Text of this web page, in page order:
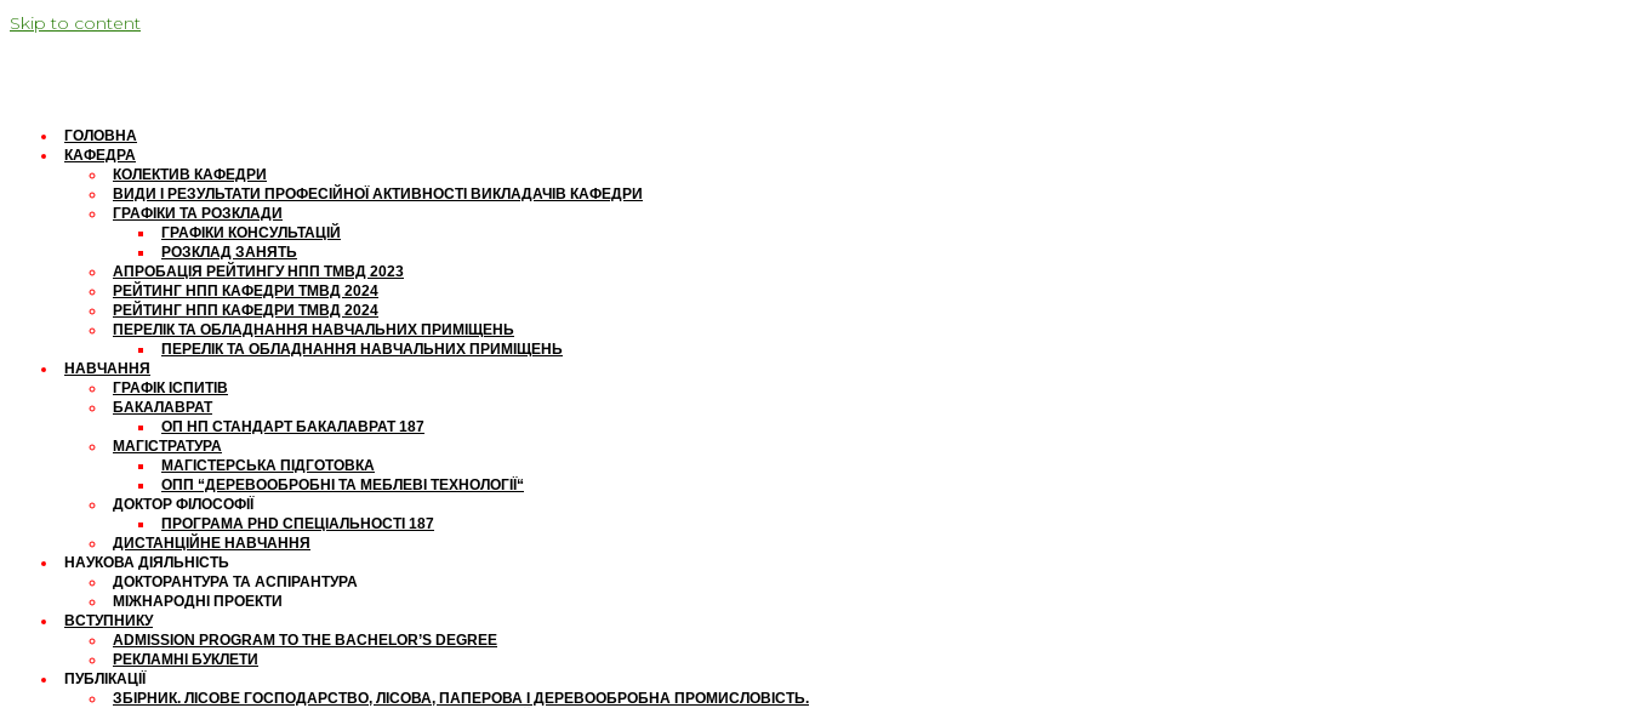
Skip to content
ГОЛОВНА
КАФЕДРА
КОЛЕКТИВ КАФЕДРИ
ВИДИ І РЕЗУЛЬТАТИ ПРОФЕСІЙНОЇ АКТИВНОСТІ ВИКЛАДАЧІВ КАФЕДРИ
ГРАФІКИ ТА РОЗКЛАДИ
ГРАФІКИ КОНСУЛЬТАЦІЙ
РОЗКЛАД ЗАНЯТЬ
АПРОБАЦІЯ РЕЙТИНГУ НПП ТМВД 2023
РЕЙТИНГ НПП КАФЕДРИ ТМВД 2024
РЕЙТИНГ НПП КАФЕДРИ ТМВД 2024
ПЕРЕЛІК ТА ОБЛАДНАННЯ НАВЧАЛЬНИХ ПРИМІЩЕНЬ
ПЕРЕЛІК ТА ОБЛАДНАННЯ НАВЧАЛЬНИХ ПРИМІЩЕНЬ
НАВЧАННЯ
ГРАФІК ІСПИТІВ
БАКАЛАВРАТ
ОП НП СТАНДАРТ БАКАЛАВРАТ 187
МАГІСТРАТУРА
МАГІСТЕРСЬКА ПІДГОТОВКА
ОПП “ДЕРЕВООБРОБНІ ТА МЕБЛЕВІ ТЕХНОЛОГІЇ“
ДОКТОР ФІЛОСОФІЇ
ПРОГРАМА PHD СПЕЦІАЛЬНОСТІ 187
ДИСТАНЦІЙНЕ НАВЧАННЯ
НАУКОВА ДІЯЛЬНІСТЬ
ДОКТОРАНТУРА ТА АСПІРАНТУРА
МІЖНАРОДНІ ПРОЕКТИ
ВСТУПНИКУ
ADMISSION PROGRAM TO THE BACHELOR’S DEGREE
РЕКЛАМНІ БУКЛЕТИ
ПУБЛІКАЦІЇ
ЗБІРНИК. ЛІСОВЕ ГОСПОДАРСТВО, ЛІСОВА, ПАПЕРОВА І ДЕРЕВООБРОБНА ПРОМИСЛОВІСТЬ.